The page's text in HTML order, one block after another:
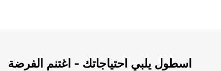
اسطول يلبي احتياجاتك - اغتنم الفرضة